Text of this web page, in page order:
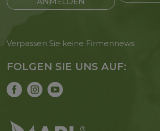
Verpassen Sie keine Firmennews
FOLGEN SIE UNS AUF: